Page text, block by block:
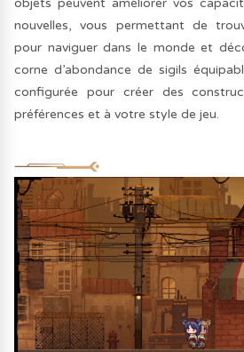
objets peuvent améliorer vos
nouvelles, vous permettant de
pour naviguer dans le monde et
corne d’abondance de sigils
configurée pour créer des
préférences et à votre style de jeu.